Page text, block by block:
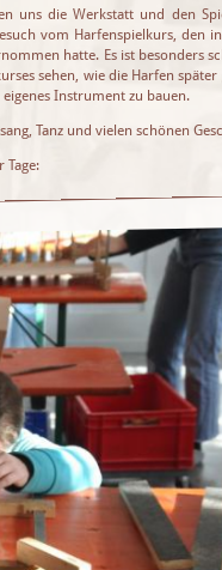
uns die Werkstatt und den
vom Harfenspielkurs, den
hatte. Es ist besonders
sehen, wie die Harfen
Instrument zu bauen.
Tanz und vielen schönen
Tage: